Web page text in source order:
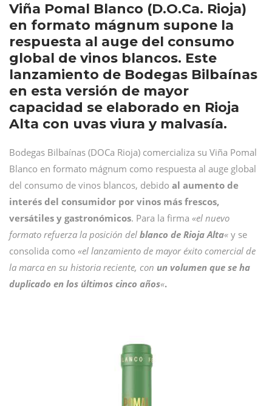
Viña Pomal Blanco (D.O.Ca. Rioja)
en formato mágnum supone la
respuesta al auge del consumo
global de vinos blancos. Este
lanzamiento de Bodegas Bilbaínas
en esta versión de mayor
capacidad se elaborado en Rioja
Alta con uvas viura y malvasía.
Bodegas Bilbaínas (DOCa Rioja) comercializa su Viña Pomal
Blanco en formato mágnum como respuesta al auge global
del consumo de vinos blancos, debido al aumento de
interés del consumidor por vinos más frescos,
versátiles y gastronómicos. Para la firma «el nuevo
formato refuerza la posición del blanco de Rioja Alta« y se
consolida como «el lanzamiento de mayor éxito comercial de
la marca en su historia reciente, con un volumen que se ha
duplicado en los últimos cinco años«.